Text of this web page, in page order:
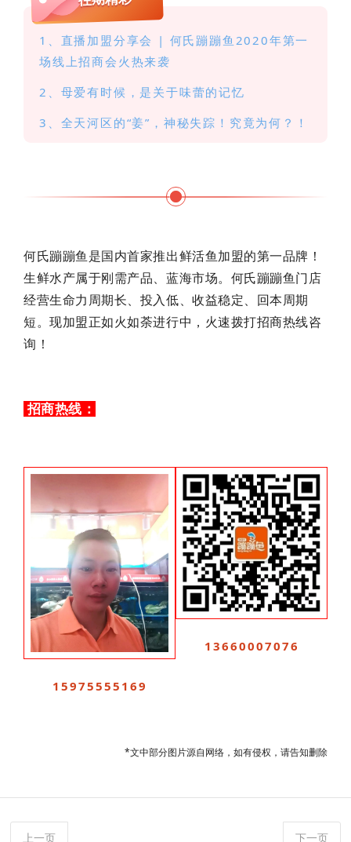
1、直播加盟分享会 | 何氏蹦蹦鱼2020年第一
场线上招商会火热来袭
2、母爱有时候，是关于味蕾的记忆
3、全天河区的“姜”，神秘失踪！究竟为何？！
何氏蹦蹦鱼是国内首家推出鲜活鱼加盟的第一品牌！
生鲜水产属于刚需产品、蓝海市场。何氏蹦蹦鱼门店
经营生命力周期长、投入低、收益稳定、回本周期
短。现加盟正如火如荼进行中，火速拨打招商热线咨
询！
招商热线：
15975555169
13660007076
*文中部分图片源自网络，如有侵权，请告知删除
上一页 下一页